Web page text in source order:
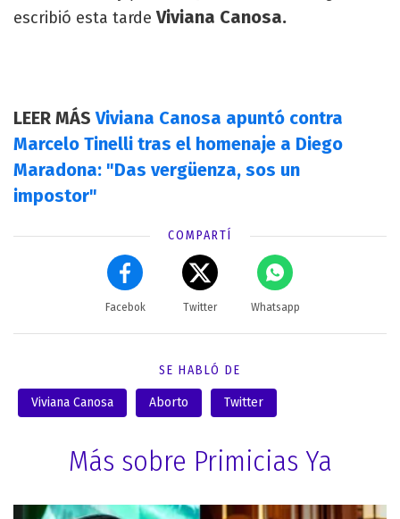
escribió esta tarde Viviana Canosa.
LEER MÁS Viviana Canosa apuntó contra
Marcelo Tinelli tras el homenaje a Diego
Maradona: "Das vergüenza, sos un
impostor"
COMPARTÍ
Facebok Twitter Whatsapp
SE HABLÓ DE
Viviana Canosa Aborto Twitter
Más sobre Primicias Ya